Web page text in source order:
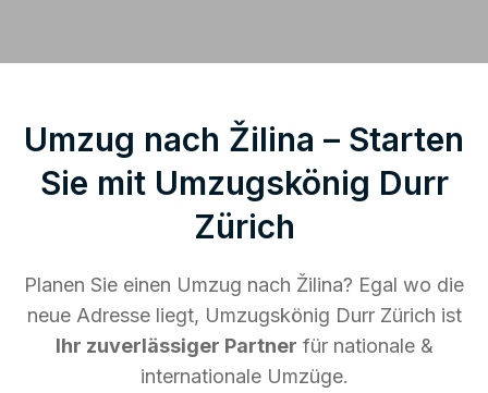
Umzug nach Žilina – Starten
Sie mit Umzugskönig Durr
Zürich
Planen Sie einen Umzug nach Žilina? Egal wo die
neue Adresse liegt, Umzugskönig Durr Zürich ist
Ihr zuverlässiger Partner für nationale &
internationale Umzüge.